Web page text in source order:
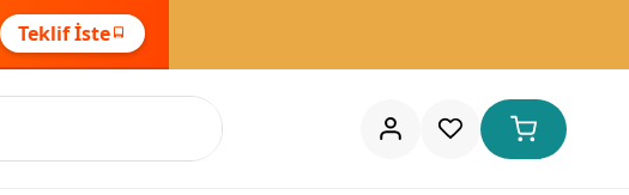
Teklif İste